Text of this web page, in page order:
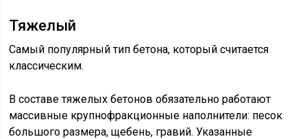
Тяжелый
Самый популярный тип бетона, который считается
классическим.
В составе тяжелых бетонов обязательно работают
массивные крупнофракционные наполнители: песок
большого размера, щебень, гравий. Указанные